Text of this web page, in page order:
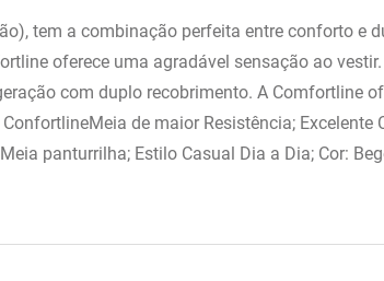
tem a combinação perfeita entre conforto e
oferece uma agradável sensação ao
com duplo recobrimento. A Comfortline
de maior Resistência; Excelente
panturrilha; Estilo Casual Dia a Dia; Cor: